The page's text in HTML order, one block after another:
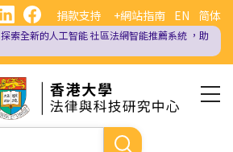
EN 简体
捐款支持 +網站指南
探索全新的人工智能社區法網智能推薦系統 ，助